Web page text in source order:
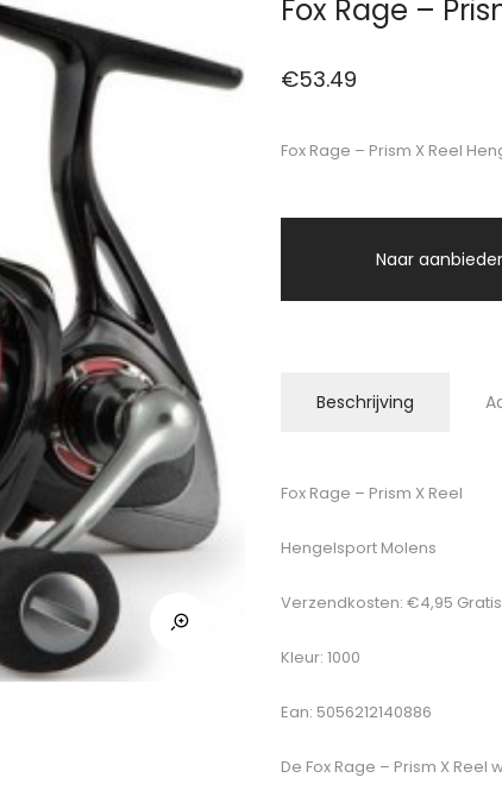
Fox Rage –
€53.49
Fox Rage – Prism X Reel
Naar aanbieder
Beschrijving
Fox Rage – Prism X Reel
Hengelsport Molens
Verzendkosten: €4,95
Kleur: 1000
Ean: 5056212140886
De Fox Rage – Prism X Reel